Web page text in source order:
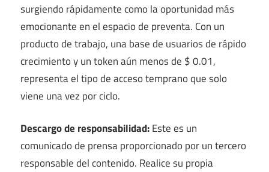
surgiendo rápidamente como la oportunidad más
emocionante en el espacio de preventa. Con un
producto de trabajo, una base de usuarios de rápido
crecimiento y un token aún menos de $ 0.01,
representa el tipo de acceso temprano que solo
viene una vez por ciclo.
Descargo de responsabilidad:Este es un
comunicado de prensa proporcionado por un tercero
responsable del contenido. Realice su propia